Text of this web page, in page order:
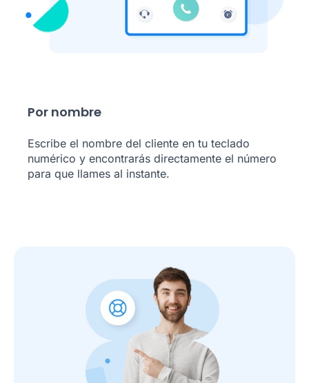
Por nombre
Escribe el nombre del cliente en tu teclado
numérico y encontrarás directamente el número
para que llames al instante.